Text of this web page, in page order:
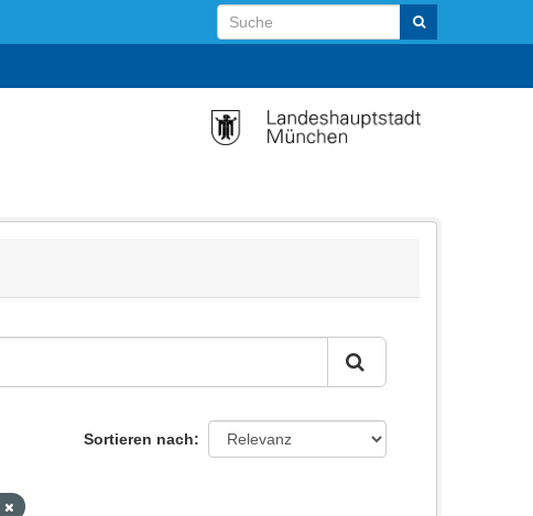
Sortieren nach